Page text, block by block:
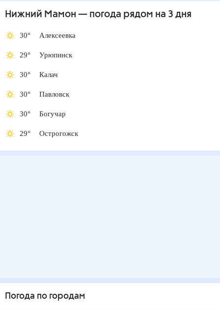
Нижний Мамон — погода рядом на 3 дня
30° Алексеевка
29° Урюпинск
30° Калач
30° Павловск
30° Богучар
29° Острогожск
Погода по городам